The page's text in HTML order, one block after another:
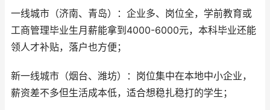
一线城市（济南、青岛）：企业多、岗位全，学前教育或
工商管理毕业生月薪能拿到4000-6000元，本科毕业还能
领人才补贴，落户也方便；
新一线城市（烟台、潍坊）：岗位集中在本地中小企业，
薪资差不多但生活成本低，适合想稳扎稳打的学生；